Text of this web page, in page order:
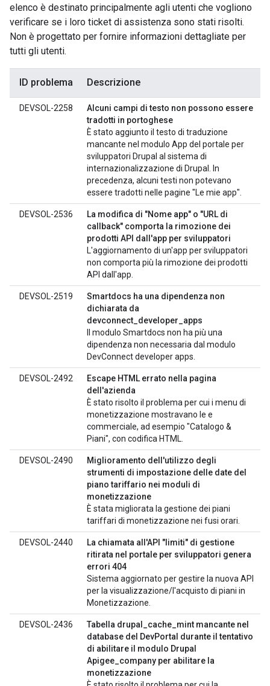
elenco è destinato principalmente agli utenti che vogliono
verificare se i loro ticket di assistenza sono stati risolti.
Non è progettato per fornire informazioni dettagliate per
tutti gli utenti.
ID problema Descrizione
DEVSOL-2258
Alcuni campi di testo non possono essere
tradotti in portoghese
È stato aggiunto il testo di traduzione
mancante nel modulo App del portale per
sviluppatori Drupal al sistema di
internazionalizzazione di Drupal. In
precedenza, alcuni testi non potevano
essere tradotti nelle pagine "Le mie app".
DEVSOL-2536
La modifica di "Nome app" o "URL di
callback" comporta la rimozione dei
prodotti API dall'app per sviluppatori
L'aggiornamento di un'app per sviluppatori
non comporta più la rimozione dei prodotti
API dall'app.
DEVSOL-2519
Smartdocs ha una dipendenza non
dichiarata da
devconnect_developer_apps
Il modulo Smartdocs non ha più una
dipendenza non necessaria dal modulo
DevConnect developer apps.
DEVSOL-2492
Escape HTML errato nella pagina
dell'azienda
È stato risolto il problema per cui i menu di
monetizzazione mostravano le e
commerciale, ad esempio "Catalogo &
Piani", con codifica HTML.
DEVSOL-2490
Miglioramento dell'utilizzo degli
strumenti di impostazione delle date del
piano tariffario nei moduli di
monetizzazione
È stata migliorata la gestione dei piani
tariffari di monetizzazione nei fusi orari.
DEVSOL-2440
La chiamata all'API "limiti" di gestione
ritirata nel portale per sviluppatori genera
errori 404
Sistema aggiornato per gestire la nuova API
per la visualizzazione/l'acquisto di piani in
Monetizzazione.
DEVSOL-2436
Tabella drupal_cache_mint mancante nel
database del DevPortal durante il tentativo
di abilitare il modulo Drupal
Apigee_company per abilitare la
monetizzazione